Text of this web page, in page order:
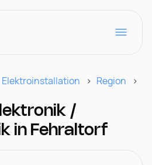
Elektroinstallation Region
/
in Fehraltorf